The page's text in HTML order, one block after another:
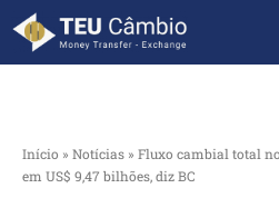
Início » Notícias » Fluxo cambial total
em US$ 9,47 bilhões, diz BC